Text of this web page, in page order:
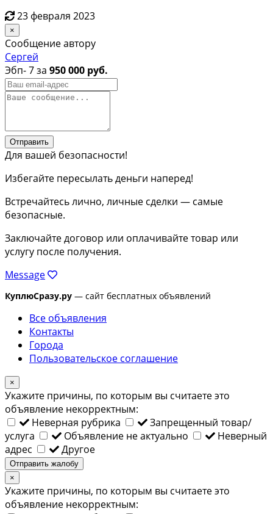
23 февраля 2023
×
Сообщение автору
Сергей
Эбп- 7 за 950 000 руб.
Отправить
Для вашей безопасности!
Избегайте пересылать деньги наперед!
Встречайтесь лично, личные сделки — самые
безопасные.
Заключайте договор или оплачивайте товар или
услугу после получения.
Message
КуплюСразу.ру — сайт бесплатных объявлений
Все объявления
Контакты
Города
Пользовательское соглашение
×
Укажите причины, по которым вы считаете это
объявление некорректным:
Неверная рубрика
Запрещенный товар/
услуга
Объявление не актуально
Неверный
адрес
Другое
Отправить жалобу
×
Укажите причины, по которым вы считаете это
объявление некорректным: